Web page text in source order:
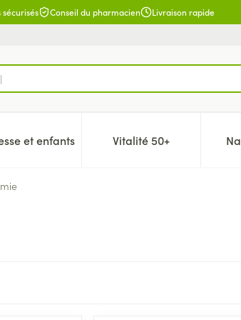
Conseil du pharmacien Livraison rapide
soins et hygiène
pour la catégorie Régime, alimentation &
et enfants
Afficher le sous-menu pour la catégorie
Vitalité 50+Afficher le sous-